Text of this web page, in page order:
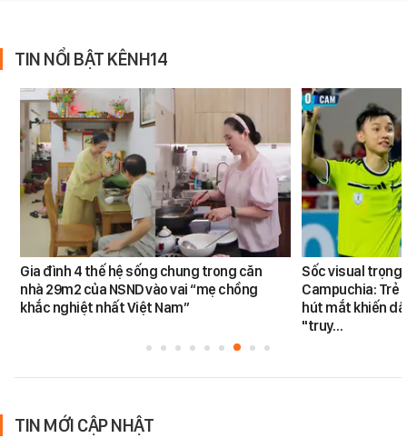
TIN NỔI BẬT KÊNH14
Gia đình 4 thế hệ sống chung trong căn
nhà 29m2 của NSND vào vai “mẹ chồng
khắc nghiệt nhất Việt Nam”
Sốc visual trọng
Campuchia: Trẻ
hút mắt khiến
"truy…
TIN MỚI CẬP NHẬT